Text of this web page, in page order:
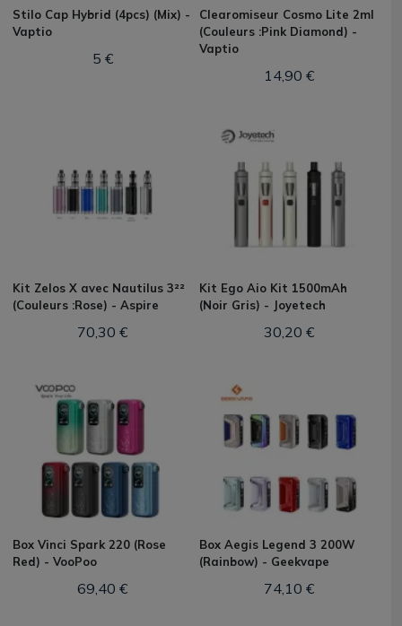
Stilo Cap Hybrid (4pcs) (Mix) -
Vaptio
5 €
Clearomiseur Cosmo Lite 2ml
(Couleurs :Pink Diamond) -
Vaptio
14,90 €
Kit Zelos X avec Nautilus 3²²
(Couleurs :Rose) - Aspire
70,30 €
Kit Ego Aio Kit 1500mAh
(Noir Gris) - Joyetech
30,20 €
Box Vinci Spark 220 (Rose
Red) - VooPoo
69,40 €
Box Aegis Legend 3 200W
(Rainbow) - Geekvape
74,10 €